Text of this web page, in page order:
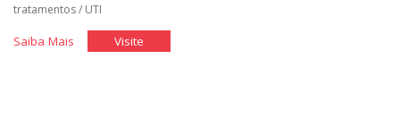
tratamentos/ UTI
Saiba Mais"Classe Visite"Classe